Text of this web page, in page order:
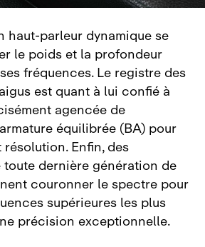
haut‑parleur dynamique se
le poids et la profondeur
fréquences. Le registre des
est quant à lui confié à
agencée de
équilibrée (BA) pour
. Enfin, des
toute dernière génération de
couronner le spectre pour
supérieures les plus
précision exceptionnelle.